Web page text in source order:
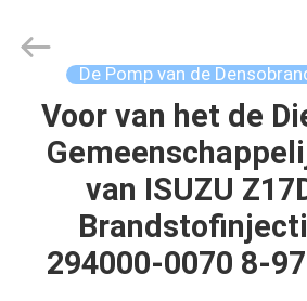
THUIS
PRODUCTEN
VIDEO'S
Parts
Reserved.
De Pomp van de
Voor van het de
van ISUZU
294000-0070 8-